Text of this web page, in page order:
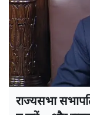
राज्यसभा